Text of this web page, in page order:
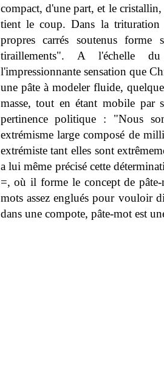
compact, d'une part, et le
tient le coup. Dans la trituration
propres carrés soutenus
tiraillements". A l'échelle
l'impressionnante sensation que
une pâte à modeler fluide,
masse, tout en étant mobile
pertinence politique : "Nous
extrémisme large composé de
extrémiste tant elles sont
a lui même précisé cette
=, où il forme le concept de pâte-
mots assez englués pour vouloir
dans une compote, pâte-mot est